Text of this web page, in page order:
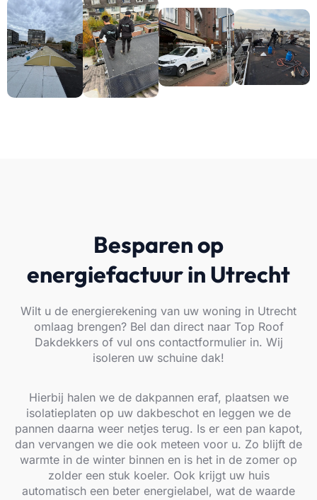
Besparen op
energiefactuur in Utrecht
Wilt u de energierekening van uw woning in Utrecht
omlaag brengen? Bel dan direct naar Top Roof
Dakdekkers of vul ons contactformulier in. Wij
isoleren uw schuine dak!
Hierbij halen we de dakpannen eraf, plaatsen we
isolatieplaten op uw dakbeschot en leggen we de
pannen daarna weer netjes terug. Is er een pan kapot,
dan vervangen we die ook meteen voor u. Zo blijft de
warmte in de winter binnen en is het in de zomer op
zolder een stuk koeler. Ook krijgt uw huis
automatisch een beter energielabel, wat de waarde